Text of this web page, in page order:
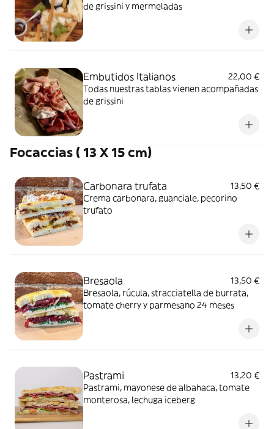
de grissini y mermeladas
Embutidos Italianos
22,00 €
Todas nuestras tablas vienen acompañadas
de grissini
Focaccias ( 13 X 15 cm)
Carbonara trufata
13,50 €
Crema carbonara, guanciale, pecorino
trufato
Bresaola
13,50 €
Bresaola, rúcula, stracciatella de burrata,
tomate cherry y parmesano 24 meses
Pastrami
13,20 €
Pastrami, mayonese de albahaca, tomate
monterosa, lechuga iceberg